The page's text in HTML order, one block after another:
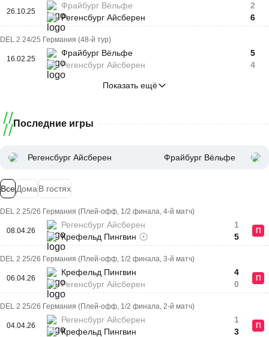
26.10.25
Фрайбург Вёльфе
Регенсбург Айсберен
2
6
DEL 2 24/25 Германия (48-й тур)
16.02.25
Фрайбург Вёльфе
Регенсбург Айсберен
5
4
Показать ещё
Последние игры
Регенсбург Айсберен Фрайбург Вёльфе
ВсеДома В гостях
DEL 2 25/26 Германия (Плей-офф, 1/2 финала, 4-й матч)
08.04.26
Регенсбург Айсберен
Крефельд Пингвин
1
5
П
DEL 2 25/26 Германия (Плей-офф, 1/2 финала, 3-й матч)
06.04.26
Крефельд Пингвин
Регенсбург Айсберен
4
0
П
DEL 2 25/26 Германия (Плей-офф, 1/2 финала, 2-й матч)
04.04.26
Регенсбург Айсберен
Крефельд Пингвин
1
3
П